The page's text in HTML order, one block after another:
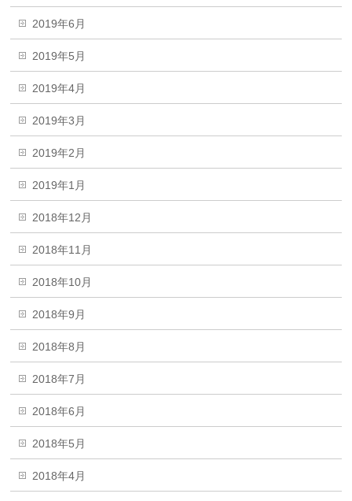
2019年6月
2019年5月
2019年4月
2019年3月
2019年2月
2019年1月
2018年12月
2018年11月
2018年10月
2018年9月
2018年8月
2018年7月
2018年6月
2018年5月
2018年4月